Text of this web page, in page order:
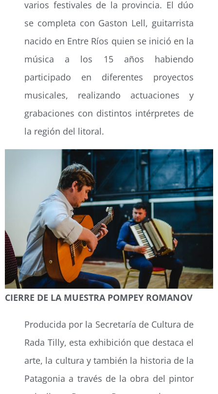
varios festivales de la provincia. El dúo
se completa con Gaston Lell, guitarrista
nacido en Entre Ríos quien se inició en la
música a los 15 años habiendo
participado en diferentes proyectos
musicales, realizando actuaciones y
grabaciones con distintos intérpretes de
la región del litoral.
CIERRE DE LA MUESTRA POMPEY ROMANOV
Producida por la Secretaría de Cultura de
Rada Tilly, esta exhibición que destaca el
arte, la cultura y también la historia de la
Patagonia a través de la obra del pintor